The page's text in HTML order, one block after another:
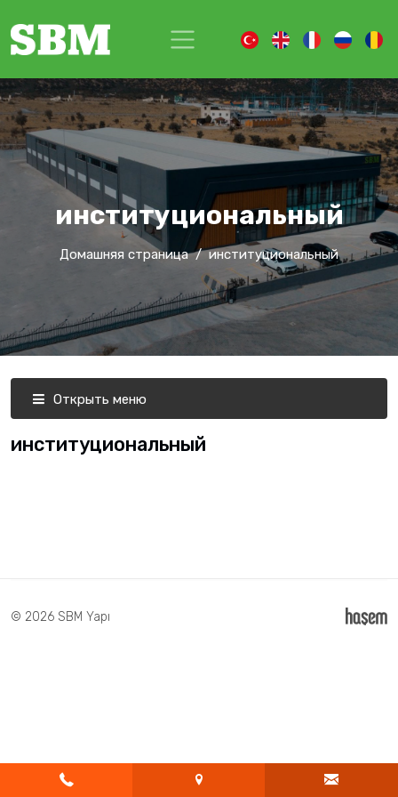
институциональный
Домашняя страница институциональный
Открыть меню
институциональный
© 2026 SBM Yapı